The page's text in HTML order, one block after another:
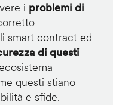
i problemi di
smart contract ed
di questi
questi stiano
e sfide.